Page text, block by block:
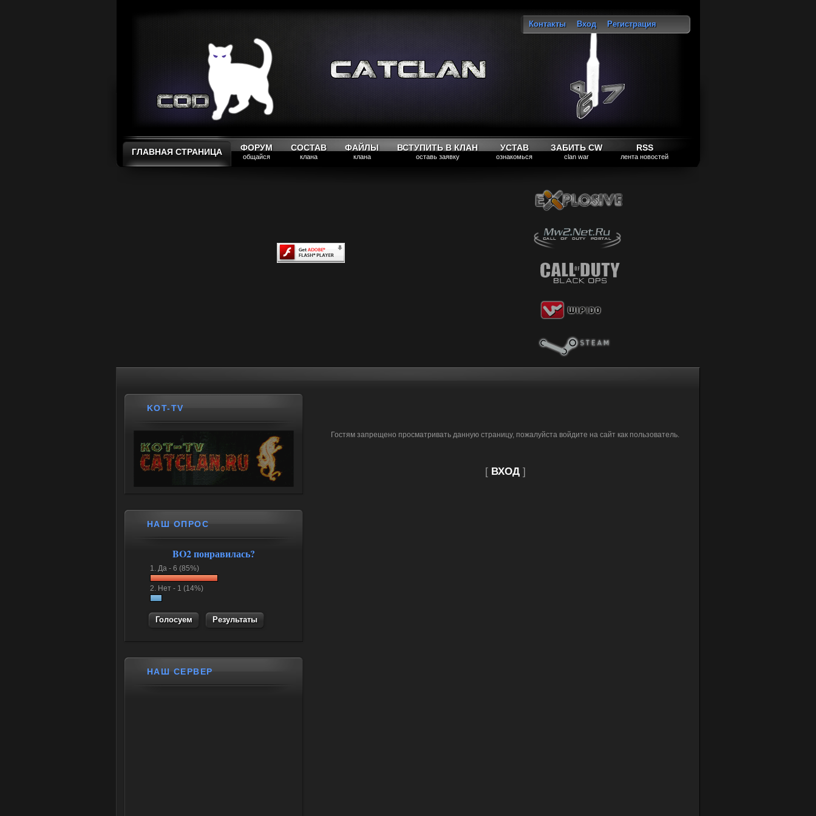
Контакты Вход
Регистрация
ГЛАВНАЯ СТРАНИЦА ФОРУМ
общайся
СОСТАВ
клана
ФАЙЛЫ
клана
ВСТУПИТЬ В КЛАН
оставь заявку
УСТАВ
ознакомься
ЗАБИТЬ CW
clan war
RSS
лента новостей
Гостям запрещено просматривать данную страницу, пожалуйста войдите на сайт как пользователь.
[ ВХОД]
KOT-TV
НАШ ОПРОС
BO2 понравилась?
1. Да - 6 (85%)
2. Нет - 1 (14%)
Результаты
НАШ СЕРВЕР